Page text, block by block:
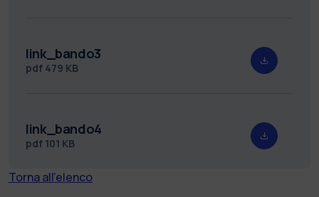
link_bando3
pdf 479 KB
link_bando4
pdf 101 KB
Torna all'elenco